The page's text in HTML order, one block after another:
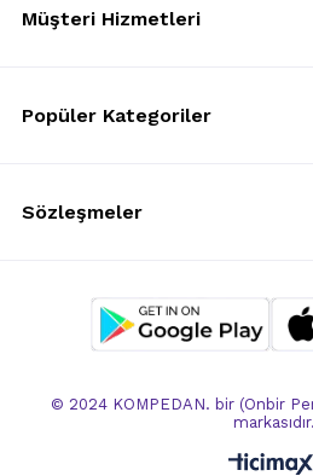
Müşteri Hizmetleri
Popüler Kategoriler
Sözleşmeler
© 2024 KOMPEDAN. bir (Onbir
markasıdır.